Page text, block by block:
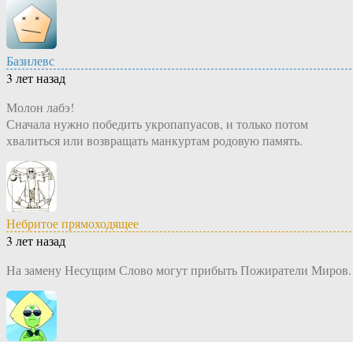
Базилевс
3 лет назад
Молон лабэ!
Сначала нужно победить укропапуасов, и только потом
хвалиться или возвращать манкуртам родовую память.
Небритое прямоходящее
3 лет назад
На замену Несущим Слово могут прибыть Пожиратели Миров.